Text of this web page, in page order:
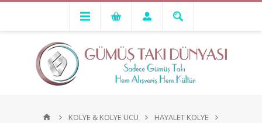
KOLYE & KOLYE UCU
HAYALET KOLYE